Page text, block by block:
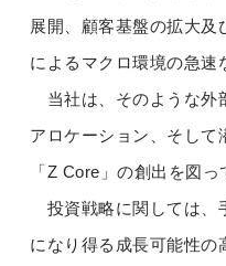
展開、顧客基盤の拡大
によるマクロ環境の急速
当社は、そのような外
アロケーション、そして
「Z Core」の創出を図っ
投資戦略に関しては、
になり得る成長可能性の